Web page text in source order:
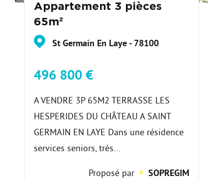
Appartement 3 pièces
65m²
St Germain En Laye - 78100
496 800 €
A VENDRE 3P 65M2 TERRASSE LES
HESPERIDES DU CHÂTEAU A SAINT
GERMAIN EN LAYE Dans une résidence
services seniors, très...
Proposé par SOPREGIM